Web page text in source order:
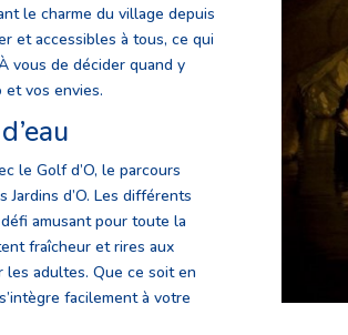
le charme du village depuis
et accessibles à tous, ce qui
vous de décider quand y
vos envies.
le Golf d’O, le parcours
d’O. Les différents
amusant pour toute la
fraîcheur et rires aux
les adultes. Que ce soit en
facilement à votre